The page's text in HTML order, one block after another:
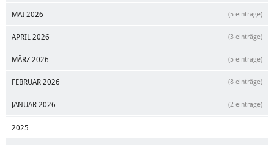
MAI 2026 (5 einträge)
APRIL 2026 (3 einträge)
MÄRZ 2026 (5 einträge)
FEBRUAR 2026 (8 einträge)
JANUAR 2026 (2 einträge)
2025